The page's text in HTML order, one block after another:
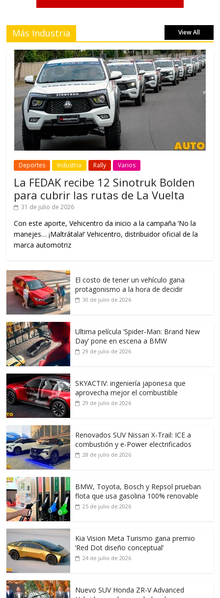
Más Industria View All
Deportes Industria Rally Varios
La FEDAK recibe 12 Sinotruk Bolden
para cubrir las rutas de La Vuelta
31 de julio de 2026
Con este aporte, Vehicentro da inicio a la campaña ‘No la
manejes… ¡Maltrátala!’ Vehicentro, distribuidor oficial de la
marca automotriz
El costo de tener un vehículo gana
protagonismo a la hora de decidir
30 de julio de 2026
Ultima película ‘Spider‑Man: Brand New
Day’ pone en escena a BMW
29 de julio de 2026
SKYACTIV: ingeniería japonesa que
aprovecha mejor el combustible
29 de julio de 2026
Renovados SUV Nissan X-Trail: ICE a
combustión y e-Power electrificados
28 de julio de 2026
BMW, Toyota, Bosch y Repsol prueban
flota que usa gasolina 100% renovable
25 de julio de 2026
Kia Vision Meta Turismo gana premio
‘Red Dot diseño conceptual’
24 de julio de 2026
Nuevo SUV Honda ZR-V Advanced